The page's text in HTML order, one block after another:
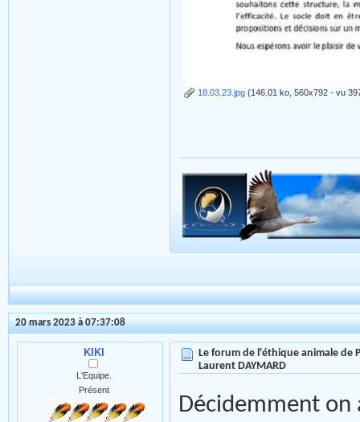
18.03.23.jpg (146.01 ko, 560x792 - vu
20 mars 2023 à 07:37:08
KIKI
L'Equipe.
Présent
Le forum de l'éthique animale de
Laurent DAYMARD
Décidemment